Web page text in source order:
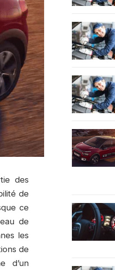
des
de
ce
de
les
de
d’un